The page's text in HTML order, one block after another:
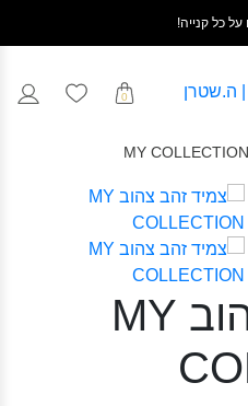
כל קנייה!
0
צמיד זהב צהוב MY